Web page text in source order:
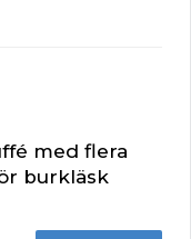
med flera
burkläsk